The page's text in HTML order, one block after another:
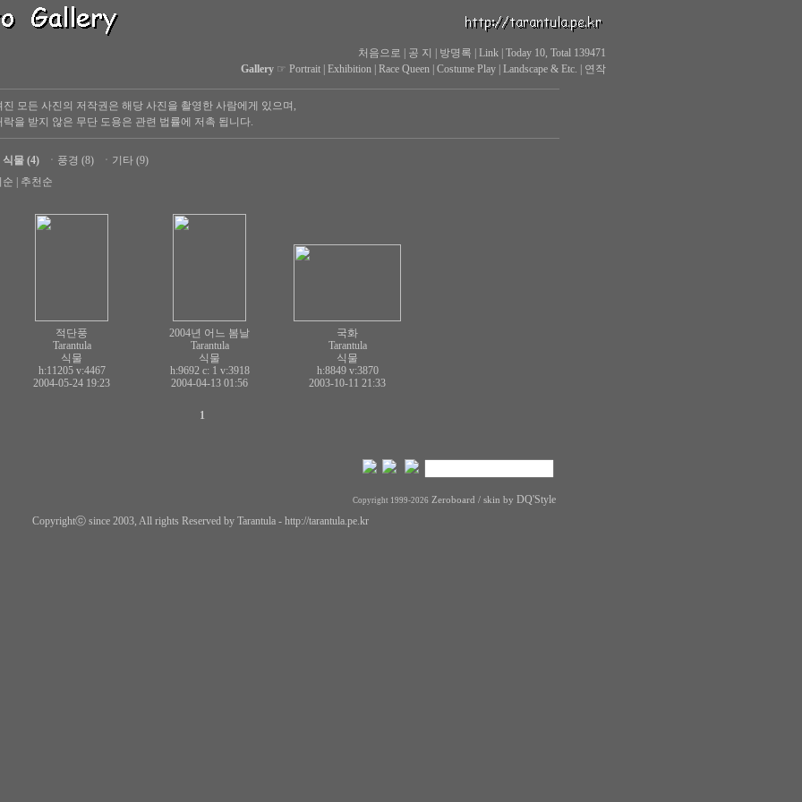
처음으로 공 지 방명록 Link| Today 10, Total 139471
Gallery☞ Portrait| Exhibition| Race Queen| Costume Play| Landscape & Etc. 연작
진 모든 사진의 저작권은 해당 사진을 촬영한 사람에게 있으며,
락을 받지 않은 무단 도용은 관련 법률에 저촉 됩니다.
식물 (4) ㆍ 풍경 (8) ㆍ 기타 (9)
순 추천순
적단풍
Tarantula
식물
h:11205 v:4467
2004-05-24 19:23
2004년 어느 봄날
Tarantula
식물
h:9692 c: 1 v:3918
2004-04-13 01:56
국화
Tarantula
식물
h:8849 v:3870
2003-10-11 21:33
1
Copyright 1999-2026 Zeroboard / skin by DQ'Style
Copyrightⓒ since 2003, All rights Reserved by Tarantula - http://tarantula.pe.kr